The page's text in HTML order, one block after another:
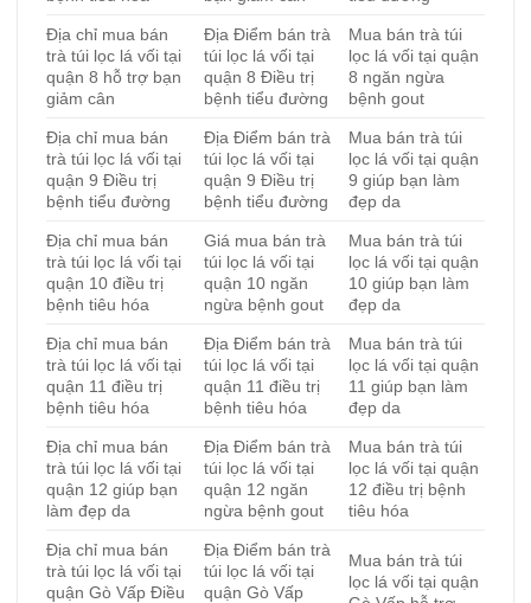
Địa chỉ mua bán
trà túi lọc lá vối tại
quận 8 hỗ trợ bạn
giảm cân
Địa Điểm bán trà
túi lọc lá vối tại
quận 8 Điều trị
bệnh tiểu đường
Mua bán trà túi
lọc lá vối tại quận
8 ngăn ngừa
bệnh gout
Địa chỉ mua bán
trà túi lọc lá vối tại
quận 9 Điều trị
bệnh tiểu đường
Địa Điểm bán trà
túi lọc lá vối tại
quận 9 Điều trị
bệnh tiểu đường
Mua bán trà túi
lọc lá vối tại quận
9 giúp bạn làm
đẹp da
Địa chỉ mua bán
trà túi lọc lá vối tại
quận 10 điều trị
bệnh tiêu hóa
Giá mua bán trà
túi lọc lá vối tại
quận 10 ngăn
ngừa bệnh gout
Mua bán trà túi
lọc lá vối tại quận
10 giúp bạn làm
đẹp da
Địa chỉ mua bán
trà túi lọc lá vối tại
quận 11 điều trị
bệnh tiêu hóa
Địa Điểm bán trà
túi lọc lá vối tại
quận 11 điều trị
bệnh tiêu hóa
Mua bán trà túi
lọc lá vối tại quận
11 giúp bạn làm
đẹp da
Địa chỉ mua bán
trà túi lọc lá vối tại
quận 12 giúp bạn
làm đẹp da
Địa Điểm bán trà
túi lọc lá vối tại
quận 12 ngăn
ngừa bệnh gout
Mua bán trà túi
lọc lá vối tại quận
12 điều trị bệnh
tiêu hóa
Địa chỉ mua bán
trà túi lọc lá vối tại
quận Gò Vấp Điều
Địa Điểm bán trà
túi lọc lá vối tại
quận Gò Vấp
Mua bán trà túi
lọc lá vối tại quận